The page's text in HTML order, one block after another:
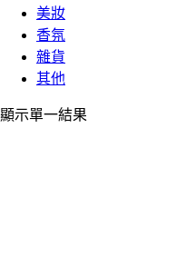
美妝
香氛
雜貨
其他
顯示單一結果